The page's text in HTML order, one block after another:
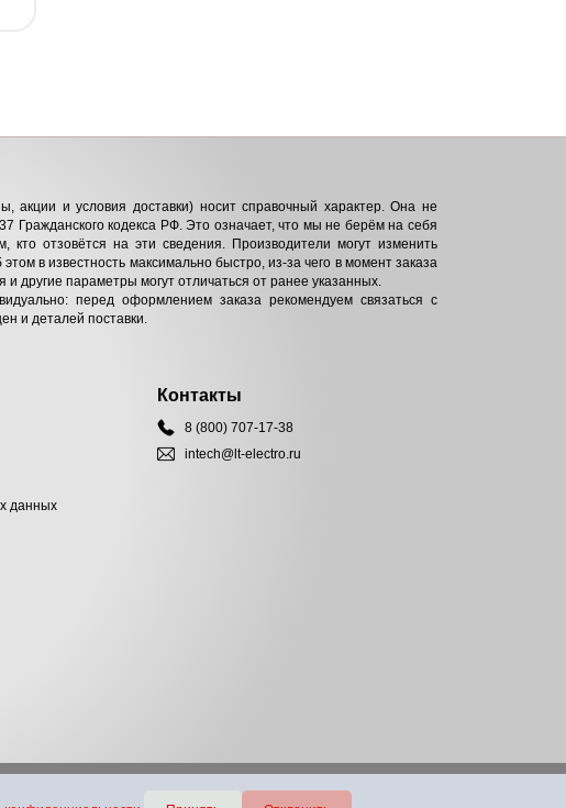
акции и условия доставки) носит справочный характер. Она не
Гражданского кодекса РФ. Это означает, что мы не берём на себя
кто отзовётся на эти сведения. Производители могут изменить
в известность максимально быстро, из-за чего в момент заказа
другие параметры могут отличаться от ранее указанных.
перед оформлением заказа рекомендуем связаться с
и деталей поставки.
данных
Контакты
8 (800) 707-17-38
intech@lt-electro.ru